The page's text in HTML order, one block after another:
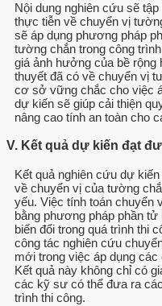
Nội dung nghiên cứu sẽ
thực tiễn về chuyển vị
sẽ áp dụng phương pháp
tường chắn trong công
giá ảnh hưởng của bề
thuyết đã có về chuyển vị
cơ sở vững chắc cho việc
dự kiến sẽ giúp cải thiện
nâng cao tính an toàn cho
V. Kết quả dự kiến đạt
Kết quả nghiên cứu dự
về chuyển vị của tường
yếu. Việc tính toán
bằng phương pháp phần
biến đổi trong quá trình thi
công tác nghiên cứu
mới trong việc áp dụng
Kết quả này không chỉ có
các kỹ sư có thể đưa ra
trình thi công.